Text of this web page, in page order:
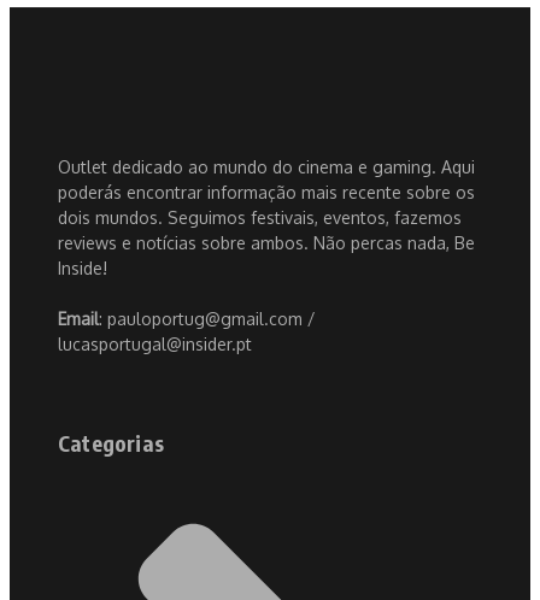
Outlet dedicado ao mundo do cinema e gaming. Aqui
poderás encontrar informação mais recente sobre os
dois mundos. Seguimos festivais, eventos, fazemos
reviews e notícias sobre ambos. Não percas nada, Be
Inside!
Email: pauloportug@gmail.com /
lucasportugal@insider.pt
Categorias